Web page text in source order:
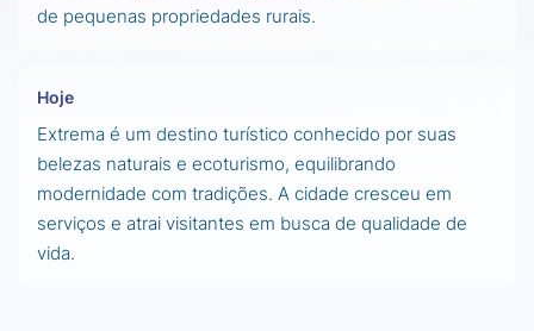
de pequenas propriedades rurais.
Hoje
Extrema é um destino turístico conhecido por suas
belezas naturais e ecoturismo, equilibrando
modernidade com tradições. A cidade cresceu em
serviços e atrai visitantes em busca de qualidade de
vida.